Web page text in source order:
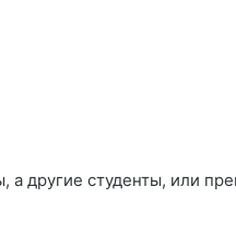
а другие студенты, или